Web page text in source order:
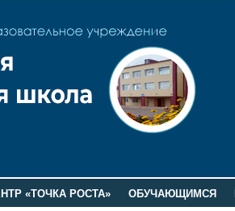
«ТОЧКА РОСТА» ОБУЧАЮЩИМСЯ